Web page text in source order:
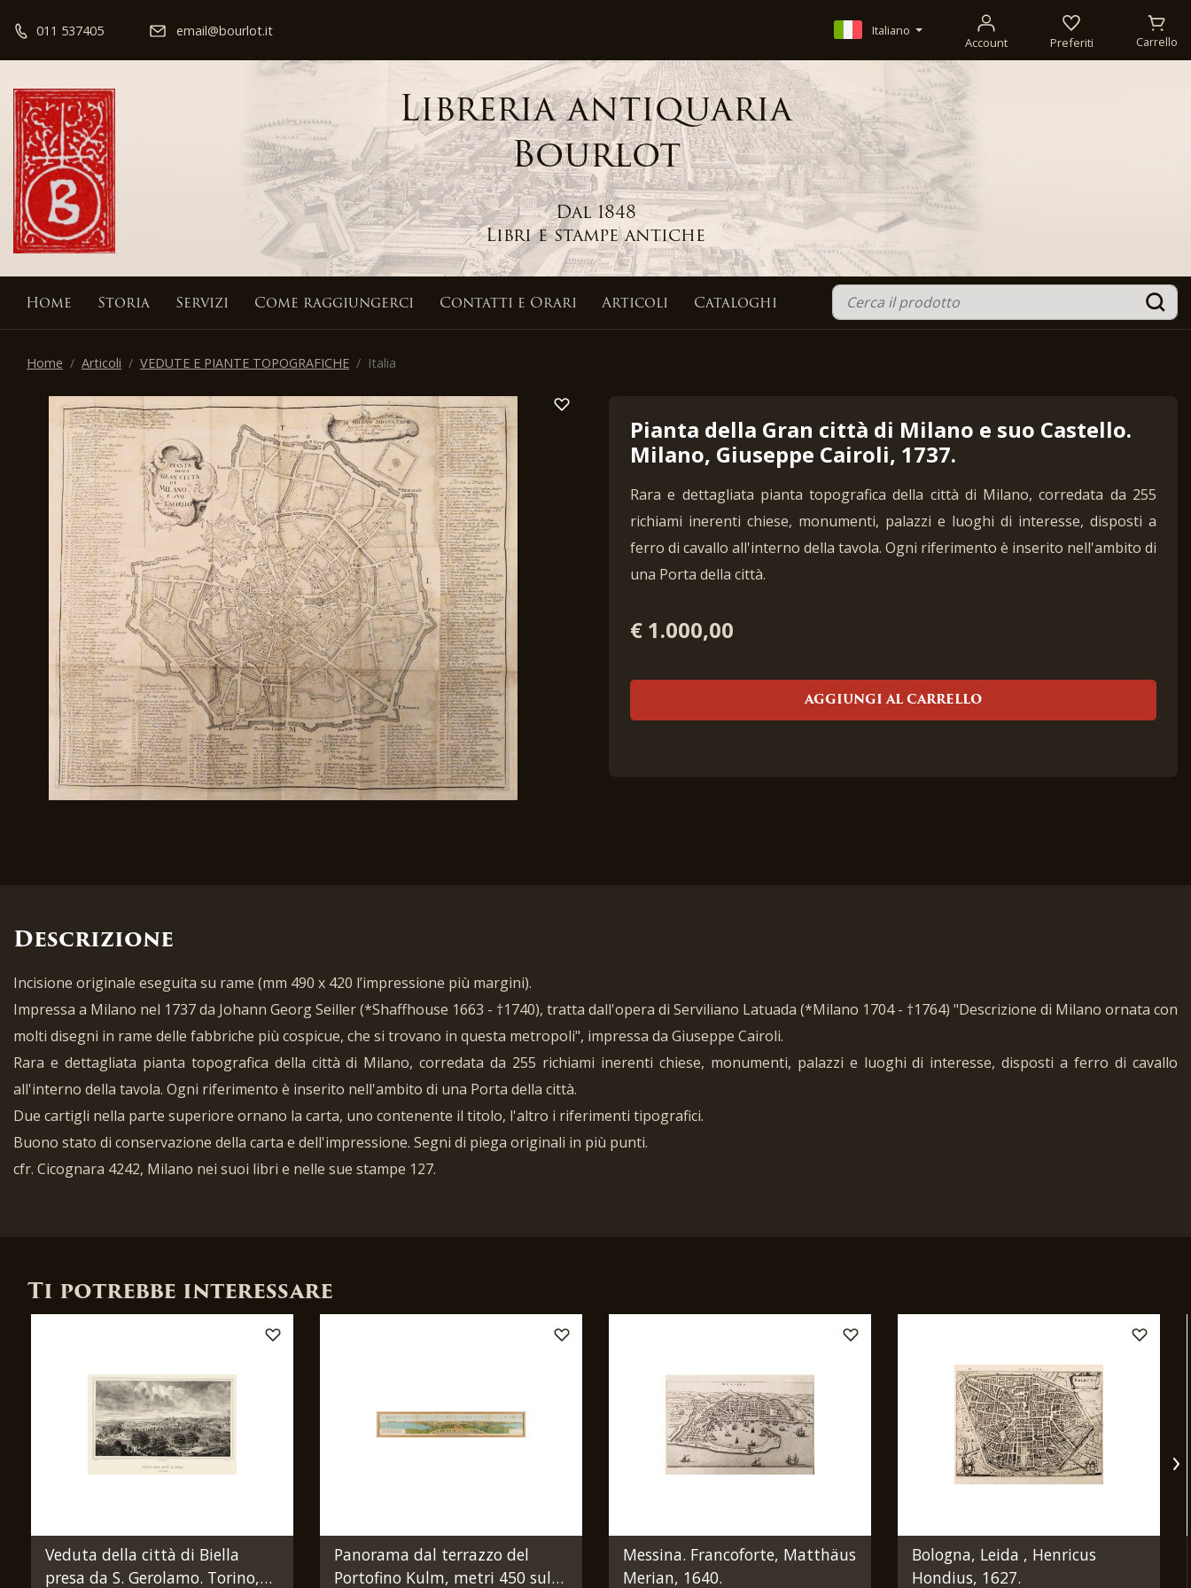
011 537405 email@bourlot.it Italiano
Account Preferiti Carrello
Libreria antiquaria
Bourlot
Dal 1848
Libri e stampe antiche
Home Storia Servizi Come raggiungerci Contatti e Orari Articoli Cataloghi
Home Articoli VEDUTE E PIANTE TOPOGRAFICHE Italia
Pianta della Gran città di Milano e suo Castello.
Milano, Giuseppe Cairoli, 1737.
Rara e dettagliata pianta topografica della città di Milano, corredata da 255
richiami inerenti chiese, monumenti, palazzi e luoghi di interesse, disposti a
ferro di cavallo all'interno della tavola. Ogni riferimento è inserito nell'ambito di
una Porta della città.
€ 1.000,00
AGGIUNGI AL CARRELLO
Descrizione
Incisione originale eseguita su rame (mm 490 x 420 l’impressione più margini).
Impressa a Milano nel 1737 da Johann Georg Seiller (*Shaffhouse 1663 - †1740), tratta dall'opera di Serviliano Latuada (*Milano 1704 - †1764) "Descrizione di Milano ornata con
molti disegni in rame delle fabbriche più cospicue, che si trovano in questa metropoli", impressa da Giuseppe Cairoli.
Rara e dettagliata pianta topografica della città di Milano, corredata da 255 richiami inerenti chiese, monumenti, palazzi e luoghi di interesse, disposti a ferro di cavallo
all'interno della tavola. Ogni riferimento è inserito nell'ambito di una Porta della città.
Due cartigli nella parte superiore ornano la carta, uno contenente il titolo, l'altro i riferimenti tipografici.
Buono stato di conservazione della carta e dell'impressione. Segni di piega originali in più punti.
cfr. Cicognara 4242, Milano nei suoi libri e nelle sue stampe 127.
Ti potrebbe interessare
Veduta della città di Biella
presa da S. Gerolamo. Torino,
Panorama dal terrazzo del
Portofino Kulm, metri 450 sul
Messina. Francoforte, Matthäus
Merian, 1640.
Bologna, Leida , Henricus
Hondius, 1627.